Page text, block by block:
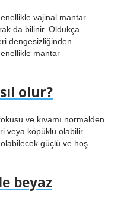
vajinal mantar
da bilinir. Oldukça
dengesizliğinden
mantar
olur?
ve kıvamı normalden
veya köpüklü olabilir.
güçlü ve hoş
beyaz